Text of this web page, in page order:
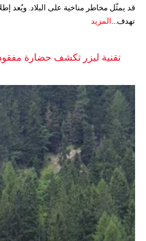
قد يمثّل مخاطر مناخية على البلاد. ويُعد
تهدف... المزيد
تقنية ليزر تكشف حضارة